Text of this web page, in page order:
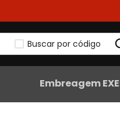
Buscar por código
Embreagem